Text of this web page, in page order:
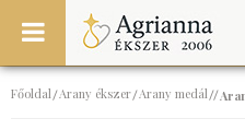
Főoldal/Arany ékszer/Arany medál//